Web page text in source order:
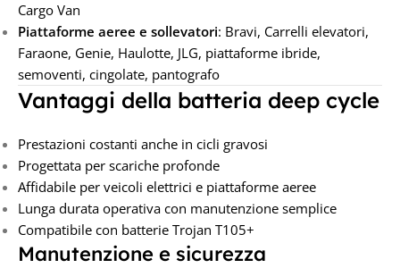
Cargo Van
Piattaforme aeree e sollevatori: Bravi, Carrelli elevatori,
Faraone, Genie, Haulotte, JLG, piattaforme ibride,
semoventi, cingolate, pantografo
Vantaggi della batteria deep cycle
Prestazioni costanti anche in cicli gravosi
Progettata per scariche profonde
Affidabile per veicoli elettrici e piattaforme aeree
Lunga durata operativa con manutenzione semplice
Compatibile con batterie Trojan T105+
Manutenzione e sicurezza